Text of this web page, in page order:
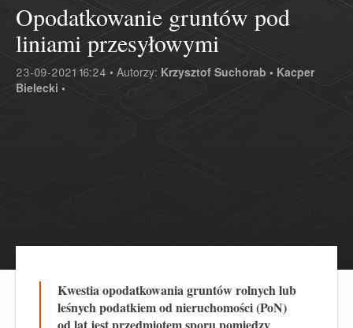
Opodatkowanie gruntów pod
liniami przesyłowymi
23-09-2021 16:24 • Autorzy: Krzysztof Suchorab • Kacper
Bielecki •
Kwestia opodatkowania gruntów rolnych lub
leśnych podatkiem od nieruchomości (PoN)